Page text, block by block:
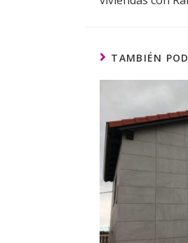
TAMBIÉN